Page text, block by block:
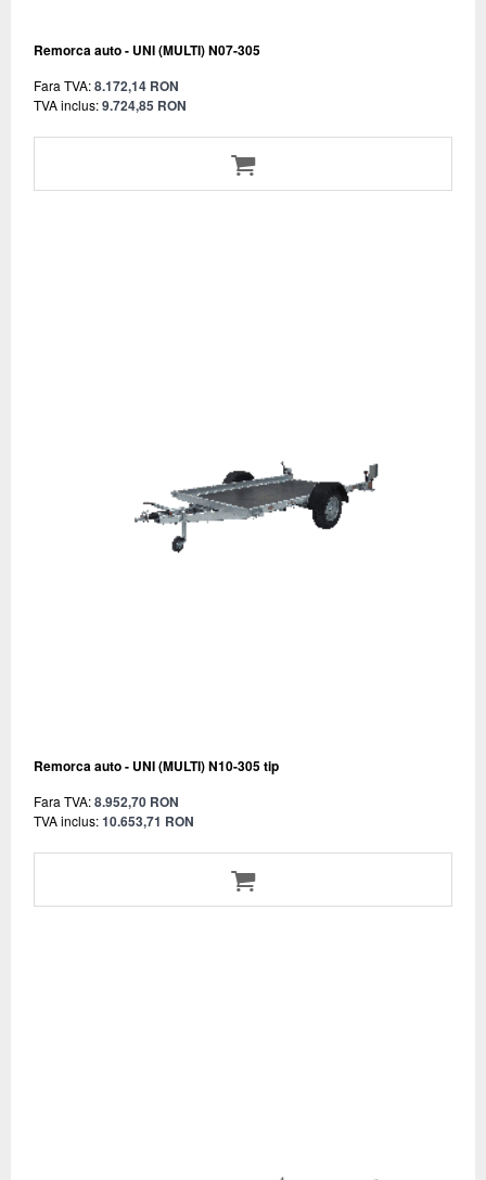
Remorca auto - UNI (MULTI) N07-305
Fara TVA:8.172,14 RON
TVA inclus:9.724,85 RON
Remorca auto - UNI (MULTI) N10-305 tip
Fara TVA:8.952,70 RON
TVA inclus:10.653,71 RON